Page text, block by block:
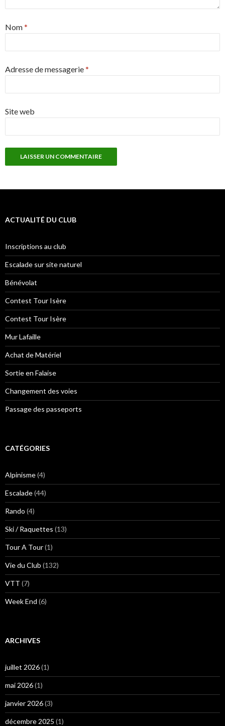
Nom*
Adresse de messagerie*
Site web
ACTUALITÉ DU CLUB
Inscriptions au club
Escalade sur site naturel
Bénévolat
Contest Tour Isère
Contest Tour Isère
Mur Lafaille
Achat de Matériel
Sortie en Falaise
Changement des voies
Passage des passeports
CATÉGORIES
Alpinisme(4)
Escalade(44)
Rando (4)
Ski / Raquettes (13)
Tour A Tour(1)
Vie du Club (132)
VTT (7)
Week End (6)
ARCHIVES
juillet 2026(1)
mai 2026(1)
janvier 2026(3)
décembre 2025 (1)